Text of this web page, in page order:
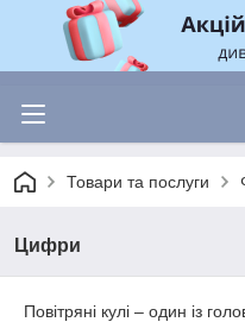
Товари та послуги
Цифри
Повітряні кулі – один із